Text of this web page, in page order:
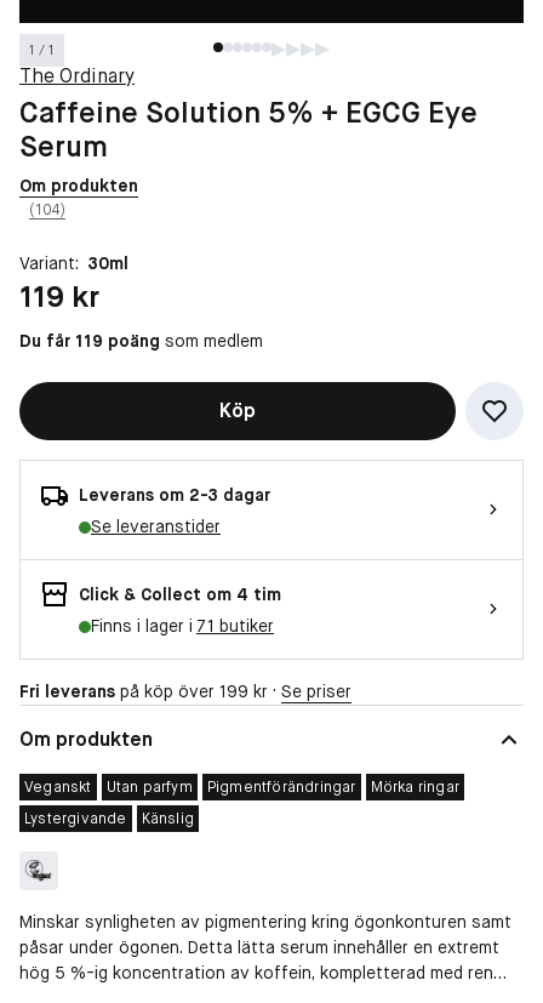
1 / 1
The Ordinary
Caffeine Solution 5% + EGCG Eye
Serum
Om produkten
(104)
Variant: 30ml
Pris: 119 kr
119 kr
Du får 119 poäng som medlem
Köp
Leverans om 2-3 dagar
Se leveranstider
Click & Collect om 4 tim
Finns i lager i 71 butiker
Fri leverans på köp över 199 kr · Se priser
Om produkten
Veganskt Utan parfym Pigmentförändringar
Mörka ringar
Lystergivande
Känslig
Minskar synligheten av pigmentering kring ögonkonturen samt
påsar under ögonen. Detta lätta serum innehåller en extremt
hög 5 %-ig koncentration av koffein, kompletterad med ren